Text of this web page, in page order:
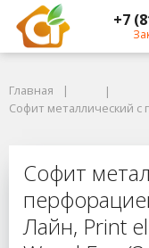
+7
Софит металлический с
Софит
Главная
Софит металлический с
Софит
Лайн, Print